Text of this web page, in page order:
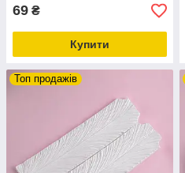
69 ₴
Купити
Топ продажів